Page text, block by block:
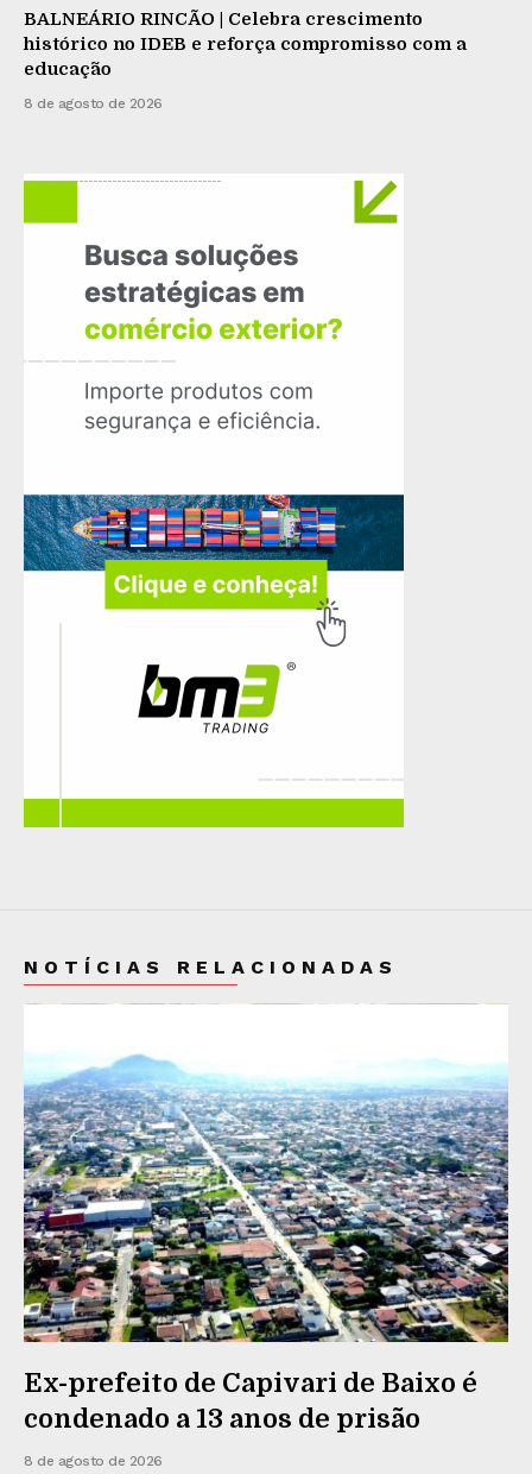
BALNEÁRIO RINCÃO | Celebra crescimento
histórico no IDEB e reforça compromisso com a
educação
8 de agosto de 2026
NOTÍCIAS RELACIONADAS
Ex-prefeito de Capivari de Baixo é
condenado a 13 anos de prisão
8 de agosto de 2026